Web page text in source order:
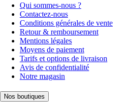
Qui sommes-nous ?
Contactez-nous
Conditions générales de vente
Retour & remboursement
Mentions légales
Moyens de paiement
Tarifs et options de livraison
Avis de confidentialité
Notre magasin
Nos boutiques